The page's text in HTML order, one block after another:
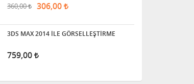
360,00 306,00
3DS MAX 2014 İLE GÖRSELLEŞTİRME
759,00